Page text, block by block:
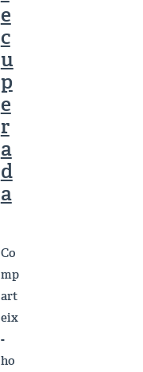
e
c
u
p
e
r
a
d
a
Co
mp
art
eix
-
ho